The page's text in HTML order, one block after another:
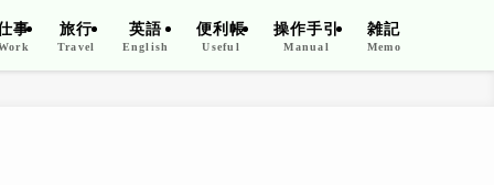
事 旅行
Travel
英語
English
便利帳
Useful
操作手引
Manual
雑記
Memo